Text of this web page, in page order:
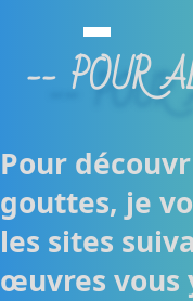
-- POUR
Pour
gouttes, je
les sites
œuvres vous